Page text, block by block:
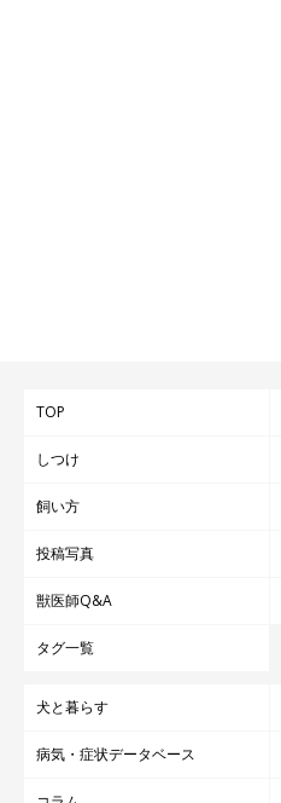
TOP
しつけ
飼い方
投稿写真
獣医師Q&A
タグ一覧
犬と暮らす
病気・症状データベース